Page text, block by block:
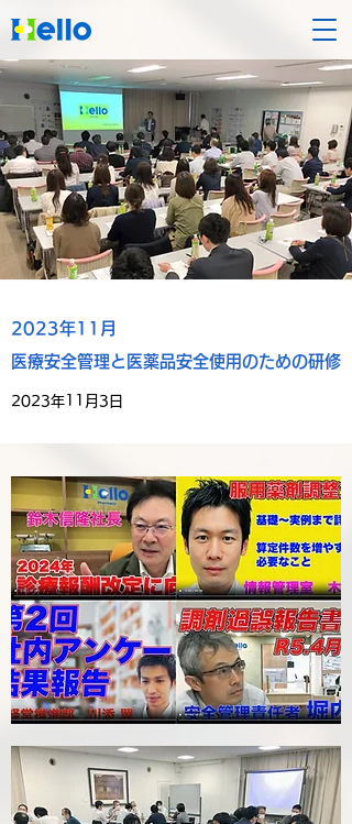
2023年11月
医療安全管理と医薬品安全使用のための研修
2023年11月3日